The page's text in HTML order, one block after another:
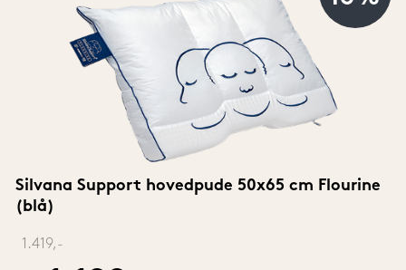
Silvana Support hovedpude 50x65 cm Flourine
(blå)
1.419,-